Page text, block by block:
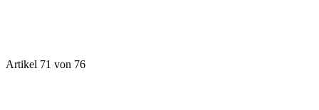
Artikel 71 von 76